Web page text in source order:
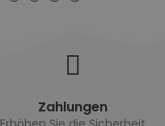
Zahlungen